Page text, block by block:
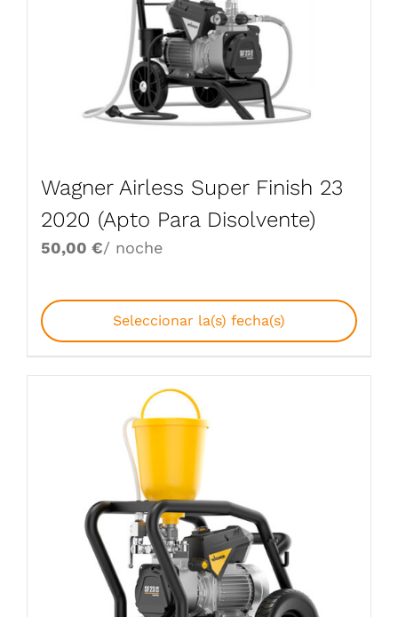
Wagner Airless Super Finish 23
2020 (Apto Para Disolvente)
50,00 €/ noche
Seleccionar la(s) fecha(s)